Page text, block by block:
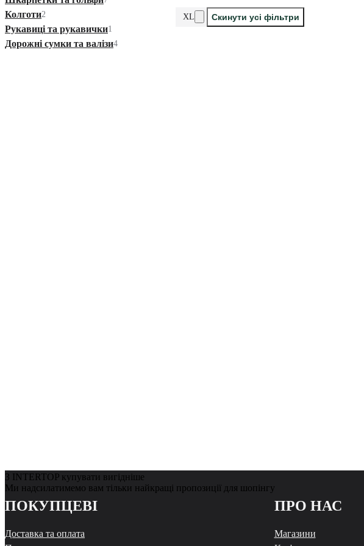
Колготи2
Рукавиці та рукавички1
Дорожні сумки та валізи4
XL Скинути усі фільтри
З INTERTOP купувати вигідніше
Ми надсилатимемо вам тільки найкращі пропозиції для шопінгу
ПОКУПЦЕВІ
Доставка та оплата
ПРО НАС
Магазини